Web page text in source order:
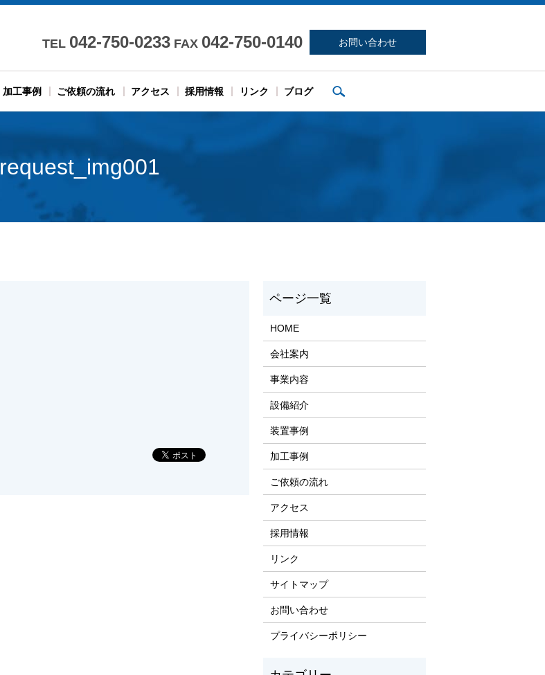
TEL 042-750-0233 FAX 042-750-0140 お問い合わせ
加工事例 ご依頼の流れ アクセス 採用情報 リンク ブログ
request_img001
HOME
会社案内
事業内容
設備紹介
装置事例
加工事例
ご依頼の流れ
アクセス
採用情報
リンク
サイトマップ
お問い合わせ
プライバシーポリシー